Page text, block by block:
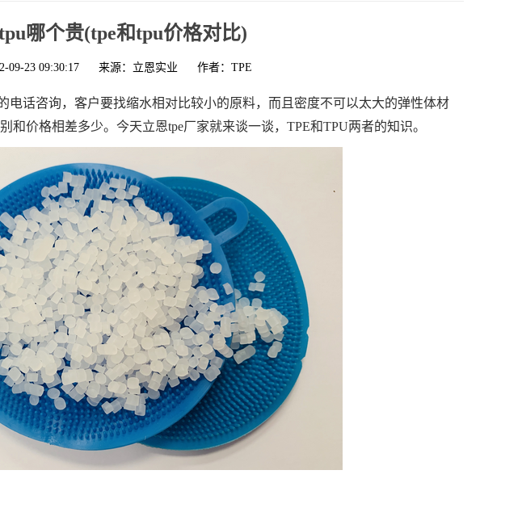
哪个贵(tpe和tpu价格对比)
09-23 09:30:17 来源：立恩实业 作者：TPE
电话咨询，客户要找缩水相对比较小的原料，而且密度不可以太大的弹性体材
和价格相差多少。今天立恩tpe厂家就来谈一谈，TPE和TPU两者的知识。